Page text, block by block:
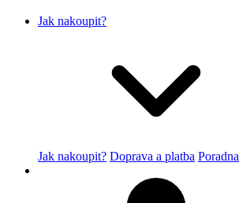
Jak nakoupit?
Jak nakoupit? Doprava a platba Poradna